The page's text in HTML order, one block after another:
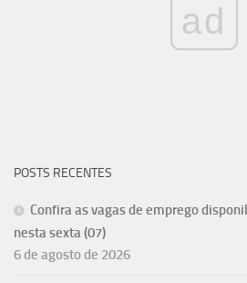
ad
POSTS RECENTES
Confira as vagas de emprego
nesta sexta (07)
6 de agosto de 2026